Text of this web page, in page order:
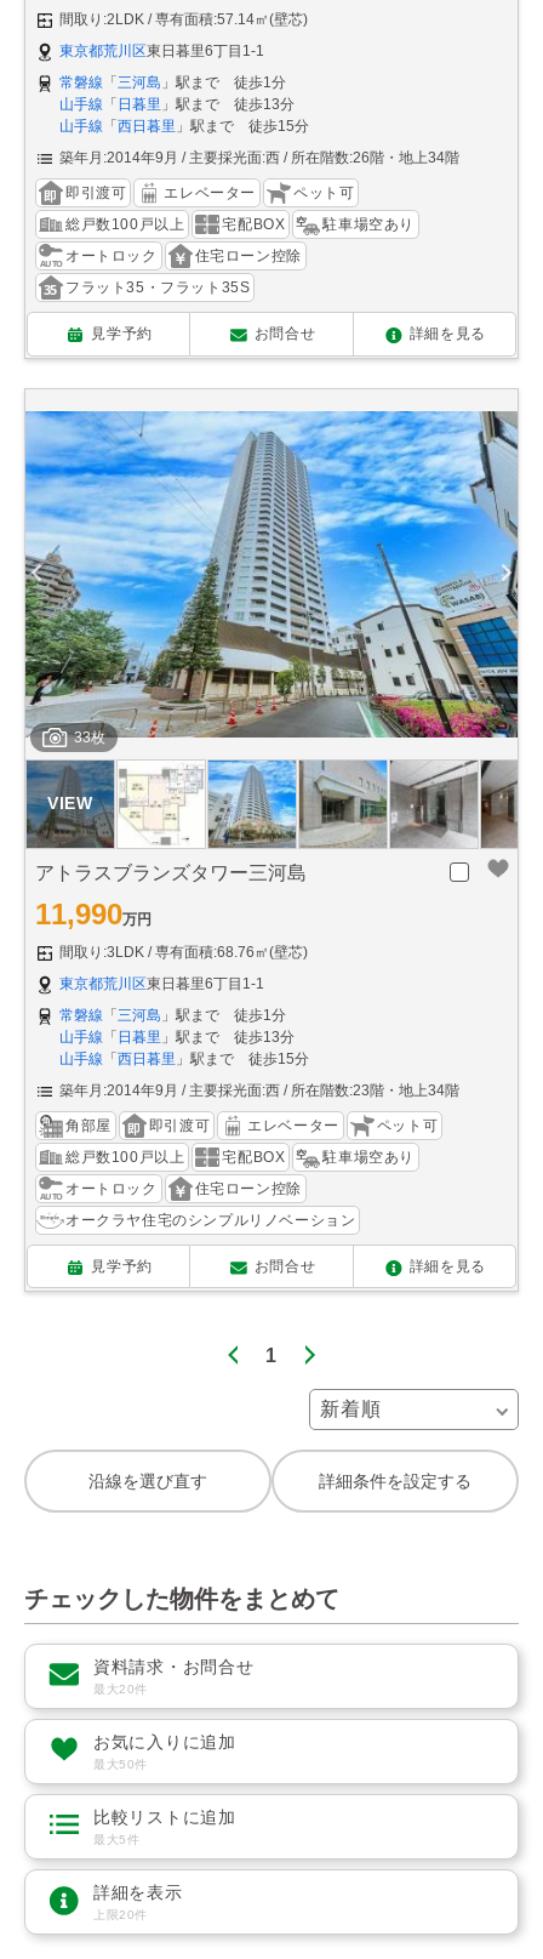
間取り:2LDK
専有面積:57.14㎡(壁芯)
東京都荒川区東日暮里6丁目1-1
常磐線 「 三河島 」駅まで 徒歩1分
山手線 「 日暮里 」駅まで 徒歩13分
山手線 「 西日暮里 」駅まで 徒歩15分
築年月:2014年9月
主要採光面:西 所在階数:26階・地上34階
即引渡可 エレベーター
ペット可
総戸数100戸以上
宅配BOX
駐車場空あり
オートロック
住宅ローン控除
フラット35・フラット35S
見学予約 お問合せ 詳細を見る
33枚
アトラスブランズタワー三河島
11,990万円
間取り:3LDK
専有面積:68.76㎡(壁芯)
東京都荒川区東日暮里6丁目1-1
常磐線 「三河島 」駅まで 徒歩1分
山手線 「 日暮里 」駅まで 徒歩13分
山手線 「西日暮里 」駅まで 徒歩15分
築年月:2014年9月
主要採光面:西 所在階数:23階・地上34階
角部屋 即引渡可 エレベーター
ペット可
総戸数100戸以上
宅配BOX
駐車場空あり
オートロック
住宅ローン控除
オークラヤ住宅のシンプルリノベーション
見学予約 お問合せ 詳細を見る
1
沿線を選び直す 詳細条件を設定する
チェックした物件をまとめて
資料請求・お問合せ
最大20件
お気に入りに追加
最大50件
比較リストに追加
最大5件
詳細を表示
上限20件